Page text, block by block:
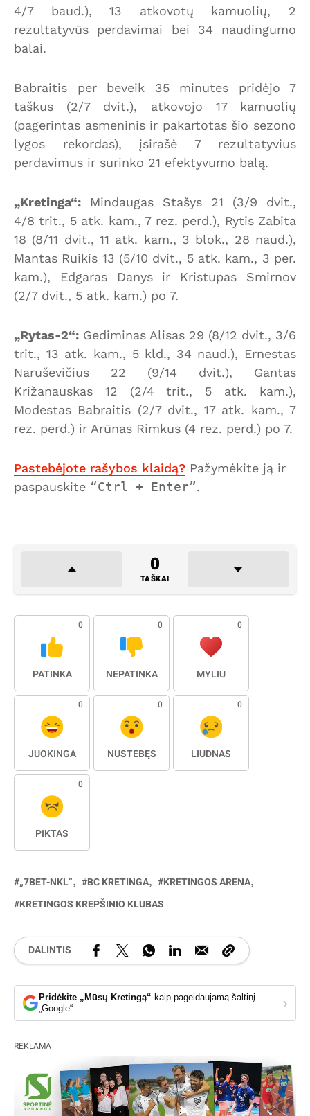
4/7 baud.), 13 atkovotų kamuolių, 2
rezultatyvūs perdavimai bei 34 naudingumo
balai.
Babraitis per beveik 35 minutes pridėjo 7
taškus (2/7 dvit.), atkovojo 17 kamuolių
(pagerintas asmeninis ir pakartotas šio sezono
lygos rekordas), įsirašė 7 rezultatyvius
perdavimus ir surinko 21 efektyvumo balą.
„Kretinga“: Mindaugas Stašys 21 (3/9 dvit.,
4/8 trit., 5 atk. kam., 7 rez. perd.), Rytis Zabita
18 (8/11 dvit., 11 atk. kam., 3 blok., 28 naud.),
Mantas Ruikis 13 (5/10 dvit., 5 atk. kam., 3 per.
kam.), Edgaras Danys ir Kristupas Smirnov
(2/7 dvit., 5 atk. kam.) po 7.
„Rytas-2“: Gediminas Alisas 29 (8/12 dvit., 3/6
trit., 13 atk. kam., 5 kld., 34 naud.), Ernestas
Naruševičius 22 (9/14 dvit.), Gantas
Križanauskas 12 (2/4 trit., 5 atk. kam.),
Modestas Babraitis (2/7 dvit., 17 atk. kam., 7
rez. perd.) ir Arūnas Rimkus (4 rez. perd.) po 7.
Pastebėjote rašybos klaidą? Pažymėkite ją ir
paspauskite
Ctrl + Enter .
0
TAŠKAI
0
PATINKA
0
NEPATINKA
0
MYLIU
0
JUOKINGA
0
NUSTEBĘS
0
LIŪDNAS
0
PIKTAS
„7BET-NKL“ BC KRETINGA
KRETINGOS ARENA
KRETINGOS KREPŠINIO KLUBAS
DALINTIS
Pridėkite „Mūsų Kretingą“ kaip pageidaujamą šaltinį
„Google“
›
REKLAMA